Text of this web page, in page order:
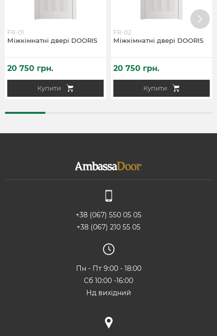
Міжкімнатні двері DOORIS
FR-01
Купити
20 750 грн.
Міжкімнатні двері DOORIS
FR-02
Купити
20 750 грн.
+38 (067) 550 05 05
+38 (067) 210 55 05
Пн - Пт 9:00 - 18:00
Сб 10:00 -16:00
Нд вихідний